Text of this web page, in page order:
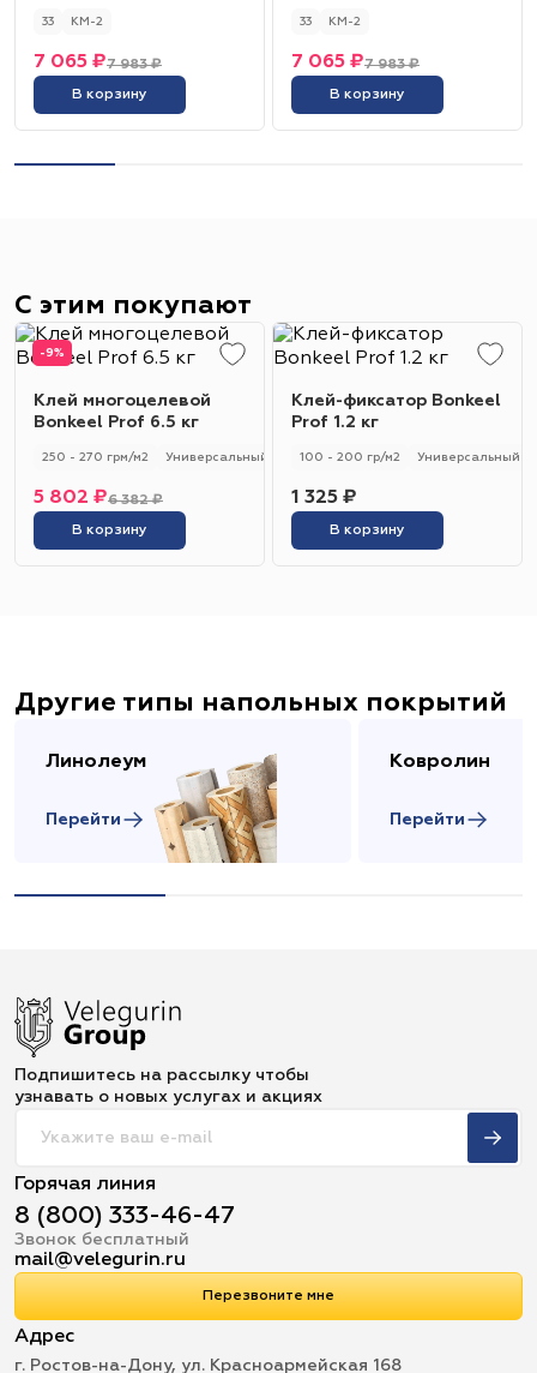
33 КМ-2
7 983 ₽
7 065 ₽
В корзину
33 КМ-2
7 983 ₽
7 065 ₽
В корзину
С этим покупают
-9%
Клей многоцелевой
Bonkeel Prof 6.5 кг
250 - 270 грм/м2 Универсальный 250 - 270 гр/м2
6 382 ₽
5 802 ₽
В корзину
Клей-фиксатор Bonkeel
Prof 1.2 кг
100 - 200 гр/м2 Универсальный
1 325 ₽
В корзину
Другие типы напольных покрытий
Линолеум
Перейти
Ковролин
Перейти
Подпишитесь на рассылку чтобы
узнавать о новых услугах и акциях
Горячая линия
8 (800) 333-46-47
Звонок бесплатный
mail@velegurin.ru
Перезвоните мне
Адрес
г. Ростов-на-Дону, ул. Красноармейская 168